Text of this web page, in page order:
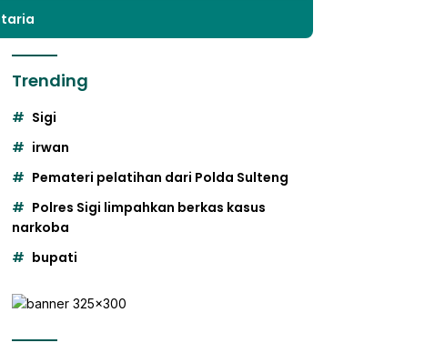
Trending
Sigi
irwan
Pemateri pelatihan dari Polda Sulteng
Polres Sigi limpahkan berkas kasus
narkoba
bupati